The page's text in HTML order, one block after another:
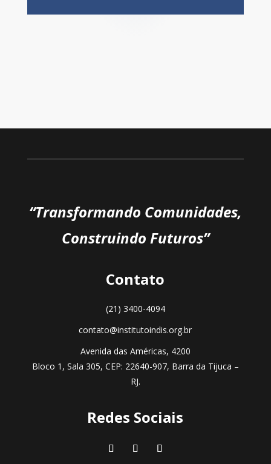
“Transformando Comunidades,
Construindo Futuros”
Contato
(21) 3400-4094
contato@institutoindis.org.br
Avenida das Américas, 4200
Bloco 1, Sala 305, CEP: 22640-907, Barra da Tijuca –
RJ.
Redes Sociais